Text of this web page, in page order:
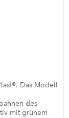
Das Modell
des
mit grünem